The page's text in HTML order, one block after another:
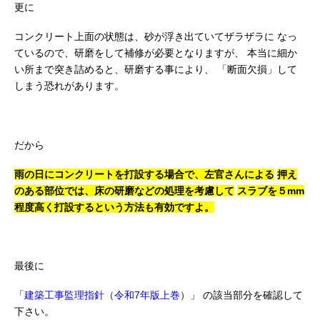
更に
コンクリート上面の状態は、砂が浮き出ていてザラザラに なっ
ているので、研磨をして補修が必要となりますが、
本当に細か
い所まで突き詰めると、研磨する事により、
「断面欠損」して
しまう恐れがあります。
だから
雨の日にコンクリートを打設する場合で、左官さんによる 押え
のある部位では、床の研磨などの処理を考慮して スラブを５mm
程度高く打設するという方法も有効ですよ。
最後に
「建築工事監理指針（令和7年版上巻） 」
の該当部分を確認して
下さい。